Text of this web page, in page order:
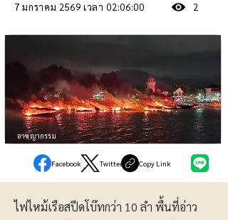
7 มกราคม 2569 เวลา 02:06:00 2
อาชญากรรม
Facebook Twitter Copy Link
ไฟไหม้เรือสปีดโบ๊ทกว่า 10 ลำ พื้นที่อ่าว